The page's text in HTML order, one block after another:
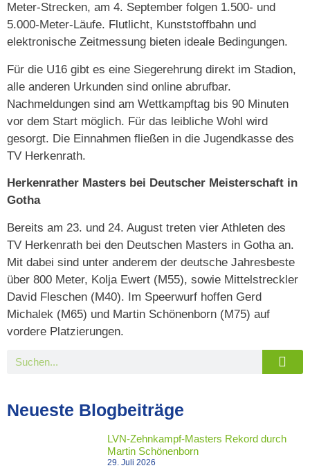
Meter-Strecken, am 4. September folgen 1.500- und
5.000-Meter-Läufe. Flutlicht, Kunststoffbahn und
elektronische Zeitmessung bieten ideale Bedingungen.
Für die U16 gibt es eine Siegerehrung direkt im Stadion,
alle anderen Urkunden sind online abrufbar.
Nachmeldungen sind am Wettkampftag bis 90 Minuten
vor dem Start möglich. Für das leibliche Wohl wird
gesorgt. Die Einnahmen fließen in die Jugendkasse des
TV Herkenrath.
Herkenrather Masters bei Deutscher Meisterschaft in
Gotha
Bereits am 23. und 24. August treten vier Athleten des
TV Herkenrath bei den Deutschen Masters in Gotha an.
Mit dabei sind unter anderem der deutsche Jahresbeste
über 800 Meter, Kolja Ewert (M55), sowie Mittelstreckler
David Fleschen (M40). Im Speerwurf hoffen Gerd
Michalek (M65) und Martin Schönenborn (M75) auf
vordere Platzierungen.
Neueste Blogbeiträge
LVN-Zehnkampf-Masters Rekord durch
Martin Schönenborn
29. Juli 2026